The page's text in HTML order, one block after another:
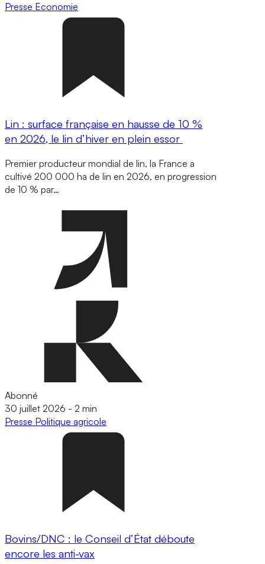
Presse Economie
Lin : surface française en hausse de 10 %
en 2026, le lin d’hiver en plein essor
Premier producteur mondial de lin, la France a
cultivé 200 000 ha de lin en 2026, en progression
de 10 % par…
Abonné
30 juillet 2026 - 2 min
Presse Politique agricole
Bovins/DNC : le Conseil d’État déboute
encore les anti-vax